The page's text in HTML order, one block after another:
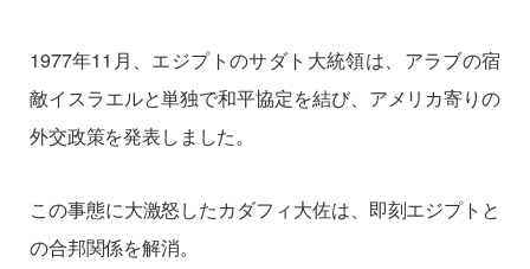
1977年11月、エジプトのサダト大統領は、アラブの宿
敵イスラエルと単独で和平協定を結び、アメリカ寄りの
外交政策を発表しました。
この事態に大激怒したカダフィ大佐は、即刻エジプトと
の合邦関係を解消。